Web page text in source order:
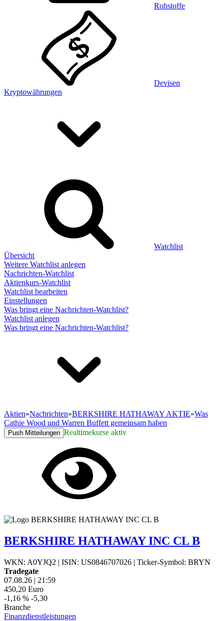
Rohstoffe
Devisen
Kryptowährungen
Watchlist
Übersicht
Weitere Watchlist anlegen
Nachrichten-Watchlist
Aktienkurs-Watchlist
Watchlist bearbeiten
Einstellungen
Was bringt eine Nachrichten-Watchlist?
Watchlist anlegen
Was bringt eine Nachrichten-Watchlist?
Aktien»Nachrichten»BERKSHIRE HATHAWAY AKTIE»Was
Cathie Wood und Warren Buffett gemeinsam haben
Push Mitteilungen Realtimekurse aktiv
BERKSHIRE HATHAWAY INC CL B
WKN: A0YJQ2 | ISIN: US0846707026 | Ticker-Symbol: BRYN
Tradegate
07.08.26 | 21:59
450,20 Euro
-1,16 % -5,30
Branche
Finanzdienstleistungen